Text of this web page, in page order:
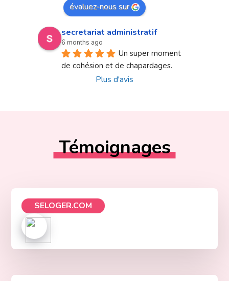
évaluez-nous sur
secretariat administratif
6 months ago
Un super moment
de cohésion et de chapardages.
Plus d'avis
Témoignages
SELOGER.COM